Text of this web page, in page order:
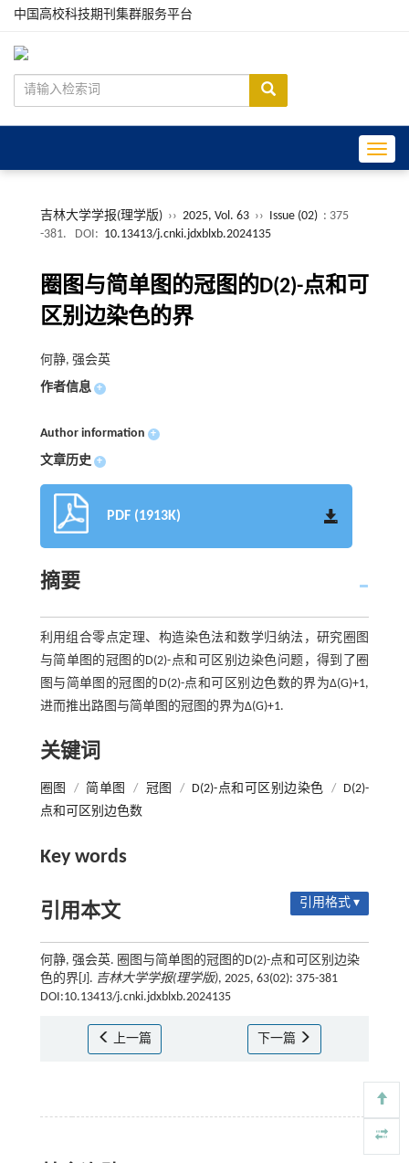
中国高校科技期刊集群服务平台
吉林大学学报(理学版) ›› 2025, Vol. 63 ›› Issue (02) : 375
-381.
DOI: 10.13413/j.cnki.jdxblxb.2024135
圈图与简单图的冠图的D(2)-点和可
区别边染色的界
何静, 强会英
作者信息 +
Author information +
文章历史 +
PDF (1913K)
摘要
利用组合零点定理、构造染色法和数学归纳法，研究圈图
与简单图的冠图的D(2)-点和可区别边染色问题，得到了圈
图与简单图的冠图的D(2)-点和可区别边色数的界为Δ(G)+1,
进而推出路图与简单图的冠图的界为Δ(G)+1.
关键词
圈图 / 简单图 / 冠图 / D(2)-点和可区别边染色 / D(2)-
点和可区别边色数
Key words
引用本文 引用格式 ▾
何静, 强会英. 圈图与简单图的冠图的D(2)-点和可区别边染
色的界[J]. 吉林大学学报(理学版), 2025, 63(02): 375-381
DOI:10.13413/j.cnki.jdxblxb.2024135
上一篇 下一篇